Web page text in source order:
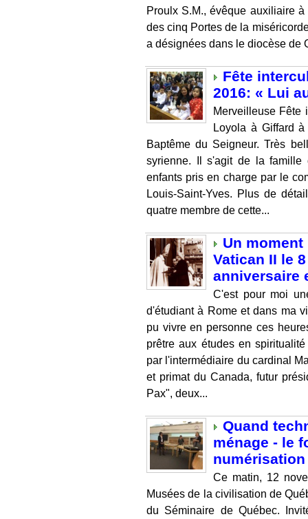
Proulx S.M., évêque auxiliaire
des cinq Portes de la
a désignées dans le diocèse de
Fête
2016: « Lui
Merveilleuse Fête
Loyola à Giffard
Baptême du Seigneur. Très
syrienne. Il s'agit de la
enfants pris en charge par le
Louis-Saint-Yves. Plus de
quatre membre de cette...
Un
Vatican II le
anniversaire
C'est pour moi
d'étudiant à Rome et dans ma
pu vivre en personne ces
prêtre aux études en
par l'intermédiaire du cardinal
et primat du Canada, futur
Pax", deux...
Quand
ménage - le
numérisation
Ce matin, 12
Musées de la civilisation de
du Séminaire de Québec.